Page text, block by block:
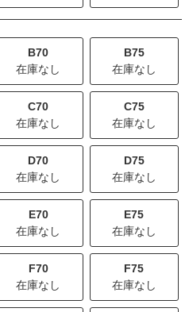
B70
在庫なし
B75
在庫なし
C70
在庫なし
C75
在庫なし
D70
在庫なし
D75
在庫なし
E70
在庫なし
E75
在庫なし
F70
在庫なし
F75
在庫なし